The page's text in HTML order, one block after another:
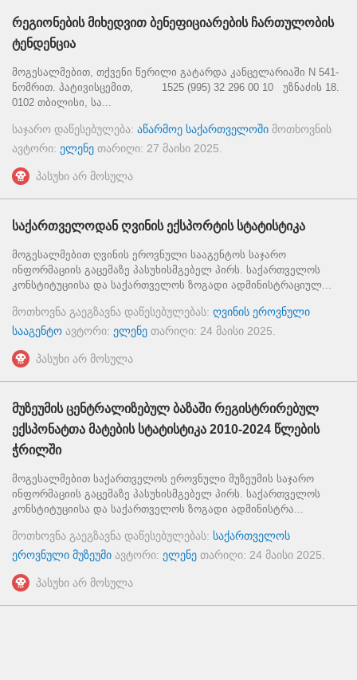
რეგიონების მიხედვით ბენეფიციარების ჩართულობის
ტენდენცია
მოგესალმებით, თქვენი წერილი გატარდა კანცელარიაში N 541-
ნომრით. პატივისცემით, 1525 (995) 32 296 00 10 უზნაძის 18.
0102 თბილისი, სა...
საჯარო დაწესებულება: აწარმოე საქართველოში მოთხოვნის
ავტორი: ელენე თარიღი: 27 მაისი 2025
პასუხი არ მოსულა
საქართველოდან ღვინის ექსპორტის სტატისტიკა
მოგესალმებით ღვინის ეროვნული სააგენტოს საჯარო
ინფორმაციის გაცემაზე პასუხისმგებელ პირს. საქართველოს
კონსტიტუციისა და საქართველოს ზოგადი ადმინისტრაციულ...
მოთხოვნა გაეგზავნა დაწესებულებას: ღვინის ეროვნული
სააგენტო ავტორი: ელენე თარიღი: 24 მაისი 2025
პასუხი არ მოსულა
მუზეუმის ცენტრალიზებულ ბაზაში რეგისტრირებულ
ექსპონატთა მატების სტატისტიკა 2010-2024 წლების
ჭრილში
მოგესალმებით საქართველოს ეროვნული მუზეუმის საჯარო
ინფორმაციის გაცემაზე პასუხისმგებელ პირს. საქართველოს
კონსტიტუციისა და საქართველოს ზოგადი ადმინისტრა...
მოთხოვნა გაეგზავნა დაწესებულებას: საქართველოს
ეროვნული მუზეუმი ავტორი: ელენე თარიღი: 24 მაისი 2025
პასუხი არ მოსულა